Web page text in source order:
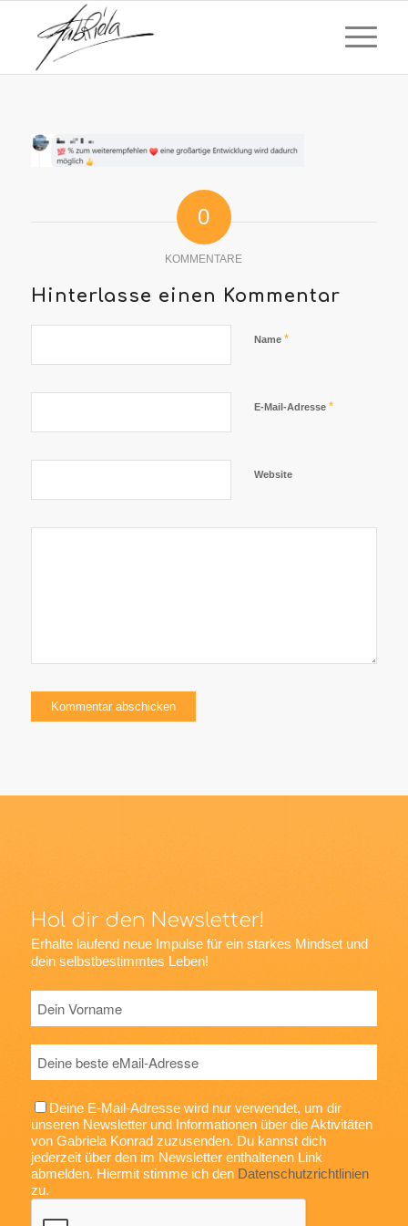
0
KOMMENTARE
Hinterlasse einen Kommentar
Name *
E-Mail-Adresse *
Website
Hol dir den Newsletter!
Erhalte laufend neue Impulse für ein starkes Mindset und
dein selbstbestimmtes Leben!
Deine E-Mail-Adresse wird nur verwendet, um dir
unseren Newsletter und Informationen über die Aktivitäten
von Gabriela Konrad zuzusenden. Du kannst dich
jederzeit über den im Newsletter enthaltenen Link
abmelden. Hiermit stimme ich den Datenschutzrichtlinien
zu.